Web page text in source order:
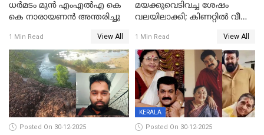
ധർമടം മുൻ എംഎല്‍എ കെ
കെ നാരായണന്‍ അന്തരിച്ചു
1 Min Read View All
മയക്കുവെടിവച്ച ശേഷം
വലയിലാക്കി; കിണറ്റിൽ വീണ
1 Min Read View All
Posted On 30-12-2025
KERALA
Posted On 30-12-2025